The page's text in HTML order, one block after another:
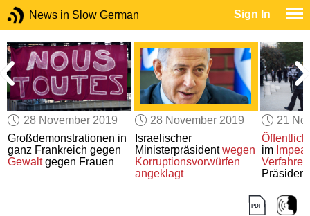
News in Slow German Sign In
28 November 2019
Großdemonstrationen in
ganz Frankreich gegen
Gewaltgegen Frauen
28 November 2019
Israelischer
Ministerpräsidentwegen
Korruptionsvorwürfen
angeklagt
21
im
Verfahren